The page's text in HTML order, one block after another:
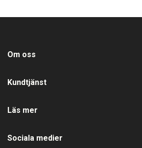
Om oss
Kundtjänst
Läs mer
Sociala medier